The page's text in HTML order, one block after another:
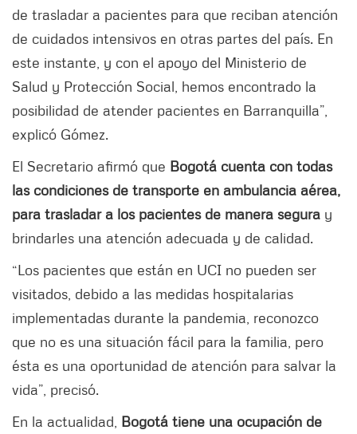
de trasladar a pacientes para que reciban atención
de cuidados intensivos en otras partes del país. En
este instante, y con el apoyo del Ministerio de
Salud y Protección Social, hemos encontrado la
posibilidad de atender pacientes en Barranquilla”,
explicó Gómez.
El Secretario afirmó que Bogotá cuenta con todas
las condiciones de transporte en ambulancia aérea,
para trasladar a los pacientes de manera segura y
brindarles una atención adecuada y de calidad.
“Los pacientes que están en UCI no pueden ser
visitados, debido a las medidas hospitalarias
implementadas durante la pandemia, reconozco
que no es una situación fácil para la familia, pero
ésta es una oportunidad de atención para salvar la
vida”, precisó.
En la actualidad, Bogotá tiene una ocupación de